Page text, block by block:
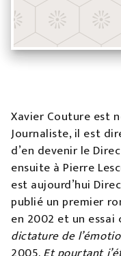
Xavier Couture est
Journaliste, il est
d’en devenir le
ensuite à Pierre
est aujourd’hui
publié un premier
en 2002 et un
dictature de